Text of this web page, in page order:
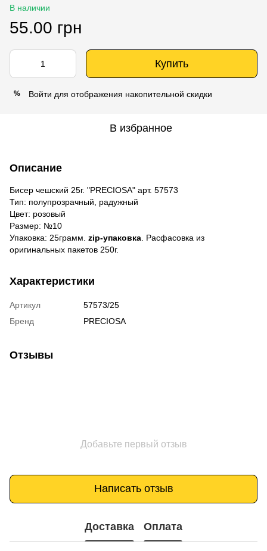
В наличии
55.00 грн
Купить
% Войти для отображения накопительной скидки
В избранное
Описание
Бисер чешский 25г. "PRECIOSA" арт. 57573
Тип: полупрозрачный, радужный
Цвет: розовый
Размер: №10
Упаковка: 25грамм. zip-упаковка . Расфасовка из
оригинальных пакетов 250г.
Характеристики
Артикул
57573/25
Бренд
PRECIOSA
Отзывы
Добавьте первый отзыв
Написать отзыв
Доставка Оплата